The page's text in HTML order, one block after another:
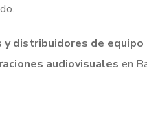
distribuidores de equipo
audiovisuales en